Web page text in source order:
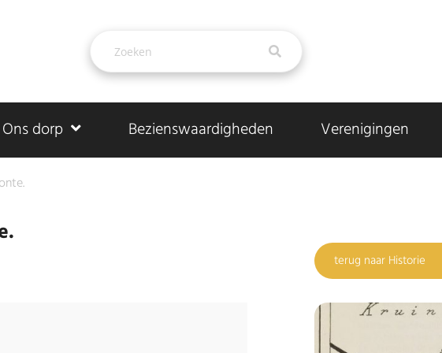
Ons dorp Bezienswaardigheden Verenigingen
terug naar Historie